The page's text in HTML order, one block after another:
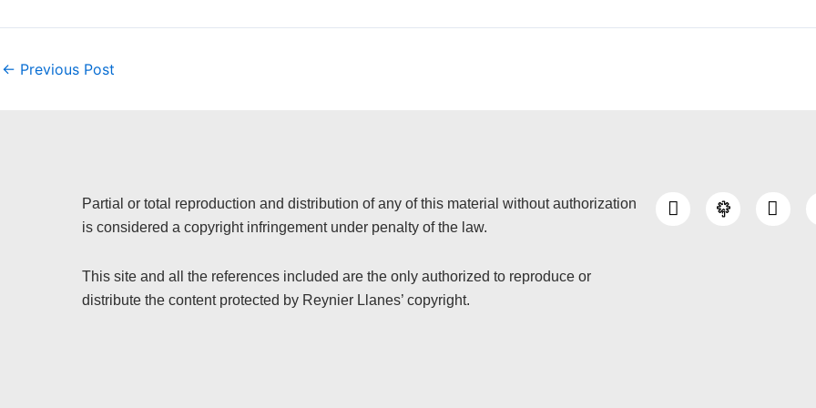
← Previous Post
Partial or total reproduction and distribution of any of this material without authorization
is considered a copyright infringement under penalty of the law.
This site and all the references included are the only authorized to reproduce or
distribute the content protected by Reynier Llanes’ copyright.
I
n
Y
o